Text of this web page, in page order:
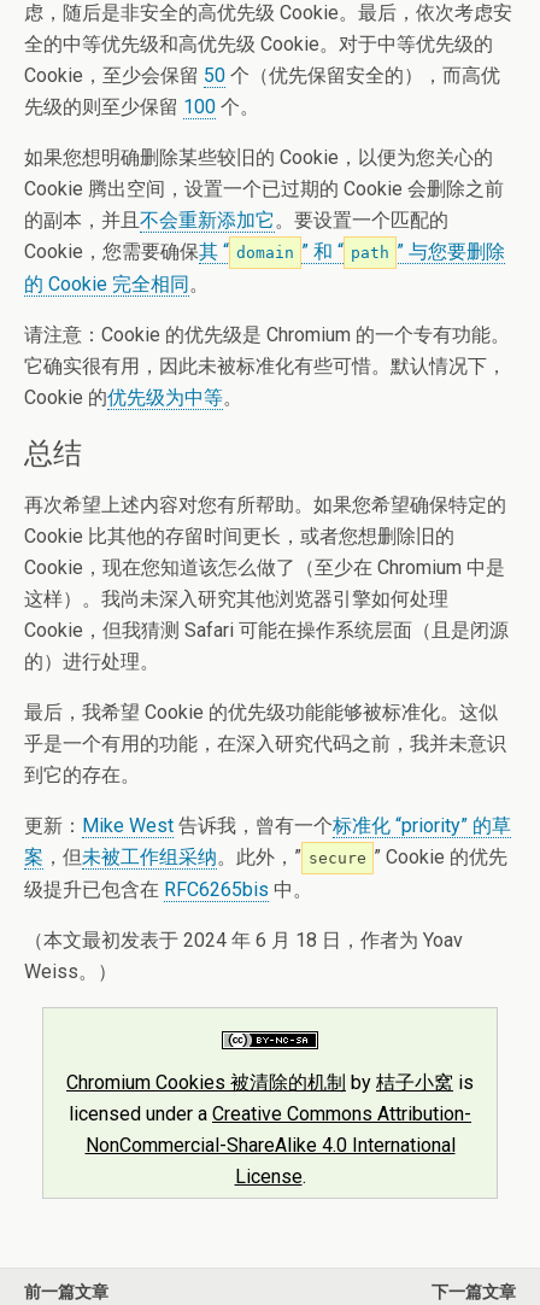
虑，随后是非安全的高优先级 Cookie。最后，依次考虑安
全的中等优先级和高优先级 Cookie。对于中等优先级的
Cookie，至少会保留 50 个（优先保留安全的），而高优
先级的则至少保留 100 个。
如果您想明确删除某些较旧的 Cookie，以便为您关心的
Cookie 腾出空间，设置一个已过期的 Cookie 会删除之前
的副本，并且 不会重新添加它。要设置一个匹配的
Cookie，您需要确保其 “ domain ” 和 “ path ” 与您要删除
的 Cookie 完全相同。
请注意：Cookie 的优先级是 Chromium 的一个专有功能。
它确实很有用，因此未被标准化有些可惜。默认情况下，
Cookie 的优先级为中等。
总结
再次希望上述内容对您有所帮助。如果您希望确保特定的
Cookie 比其他的存留时间更长，或者您想删除旧的
Cookie，现在您知道该怎么做了（至少在 Chromium 中是
这样）。我尚未深入研究其他浏览器引擎如何处理
Cookie，但我猜测 Safari 可能在操作系统层面（且是闭源
的）进行处理。
最后，我希望 Cookie 的优先级功能能够被标准化。这似
乎是一个有用的功能，在深入研究代码之前，我并未意识
到它的存在。
更新： Mike West 告诉我，曾有一个标准化 “priority” 的草
案 ，但未被工作组采纳。此外，” secure ” Cookie 的优先
级提升已包含在 RFC6265bis 中。
（本文最初发表于 2024 年 6 月 18 日，作者为 Yoav
Weiss。）
Chromium Cookies 被清除的机制 by 桔子小窝 is
licensed under a Creative Commons Attribution-
NonCommercial-ShareAlike 4.0 International
License.
前一篇文章 下一篇文章